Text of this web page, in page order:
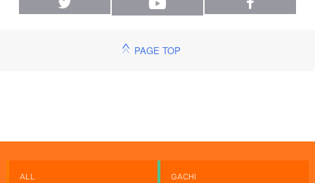
PAGE TOP
ALL GACHI